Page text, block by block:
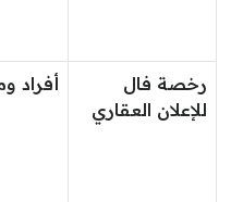
رخصة فال
للإعلان العقاري
أفراد